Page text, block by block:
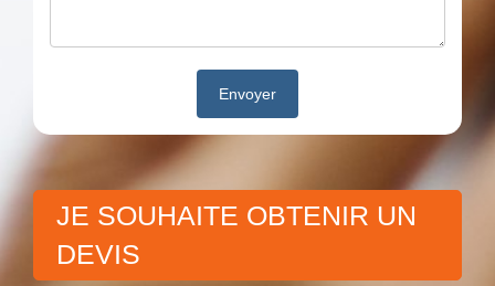
JE SOUHAITE OBTENIR UN
DEVIS